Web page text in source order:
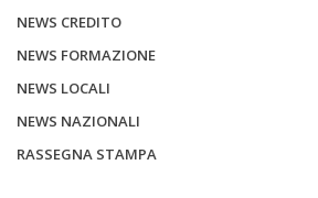
NEWS CREDITO
NEWS FORMAZIONE
NEWS LOCALI
NEWS NAZIONALI
RASSEGNA STAMPA